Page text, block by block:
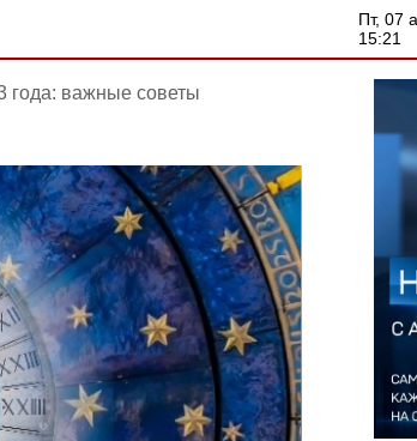
пт, 07
15:21
года: важные советы